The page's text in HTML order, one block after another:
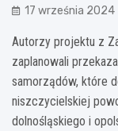
17 września 2024
Autorzy projektu z
zaplanowali
samorządów, które
niszczycielskiej
dolnośląskiego i